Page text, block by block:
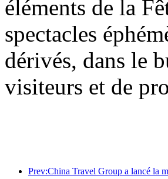
éléments de la
spectacles
dérivés, dans le
visiteurs et de